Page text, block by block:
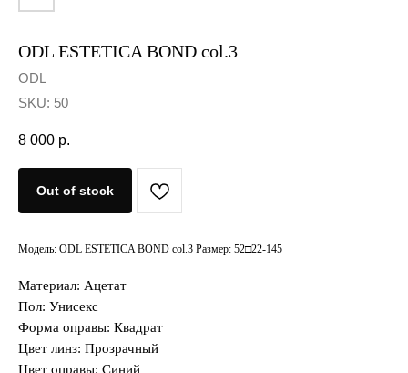
ODL ESTETICA BOND col.3
ODL
SKU: 50
8 000 р.
Out of stock
Модель: ODL ESTETICA BOND col.3 Размер: 52□22-145
Материал: Ацетат
Пол: Унисекс
Форма оправы: Квадрат
Цвет линз: Прозрачный
Цвет оправы: Синий